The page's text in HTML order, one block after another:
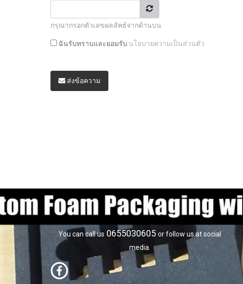
กรุณากรอกตัวเลขผลลัพธ์จากด้านบน
ฉันรับทราบและยอมรับ นโยบายความเป็นส่วนตัว
ส่งข้อความ
You can call us 0655030605 or follow us at social
media.